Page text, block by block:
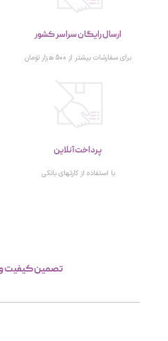
ارسال رایگان سراسر کشور
برای سفارشات بیشتر از 500 هزار تومان
پرداخت آنلاین
با استفاده از کارتهای بانکی
تصمین کیفیت و